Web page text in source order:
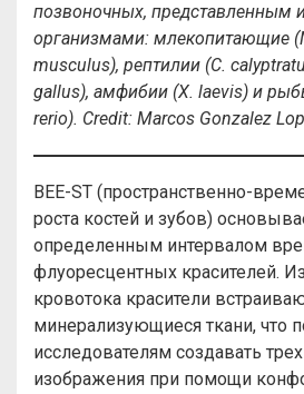
позвоночных, представленным
организмами: млекопитающие
musculus), рептилии (C.
gallus), амфибии (X. laevis) и
rerio). Credit: Marcos Gonzalez
BEE-ST (пространственно-
роста костей и зубов)
определенным интервалом
флуоресцентных красителей.
кровотока красители
минерализующиеся ткани, что
исследователям создавать
изображения при помощи